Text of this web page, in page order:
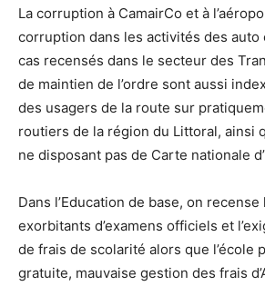
La corruption à CamairCo et à
corruption dans les activités des auto
cas recensés dans le secteur des
de maintien de l’ordre sont aussi
des usagers de la route sur
routiers de la région du Littoral, ainsi
ne disposant pas de Carte nationale
Dans l’Education de base, on
exorbitants d’examens officiels et
de frais de scolarité alors que l’école
gratuite, mauvaise gestion des frais